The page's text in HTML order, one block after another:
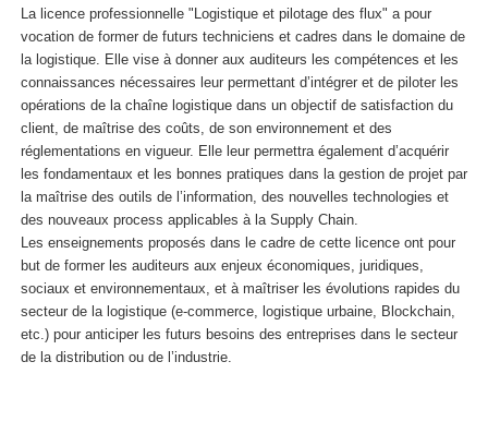
La licence professionnelle "Logistique et pilotage des flux" a pour
vocation de former de futurs techniciens et cadres dans le domaine de
la logistique. Elle vise à donner aux auditeurs les compétences et les
connaissances nécessaires leur permettant d’intégrer et de piloter les
opérations de la chaîne logistique dans un objectif de satisfaction du
client, de maîtrise des coûts, de son environnement et des
réglementations en vigueur. Elle leur permettra également d’acquérir
les fondamentaux et les bonnes pratiques dans la gestion de projet par
la maîtrise des outils de l’information, des nouvelles technologies et
des nouveaux process applicables à la Supply Chain.
Les enseignements proposés dans le cadre de cette licence ont pour
but de former les auditeurs aux enjeux économiques, juridiques,
sociaux et environnementaux, et à maîtriser les évolutions rapides du
secteur de la logistique (e-commerce, logistique urbaine, Blockchain,
etc.) pour anticiper les futurs besoins des entreprises dans le secteur
de la distribution ou de l’industrie.